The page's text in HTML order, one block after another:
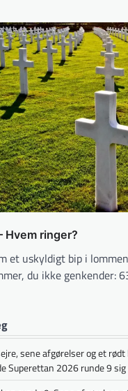
Hvem ringer?
et uskyldigt bip i
du ikke genkender:
sene afgørelser og et
Superettan 2026 runde 9 sig